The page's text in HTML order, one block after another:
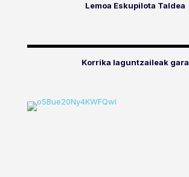
Lemoa Eskupilota Taldea
Korrika laguntzaileak gara